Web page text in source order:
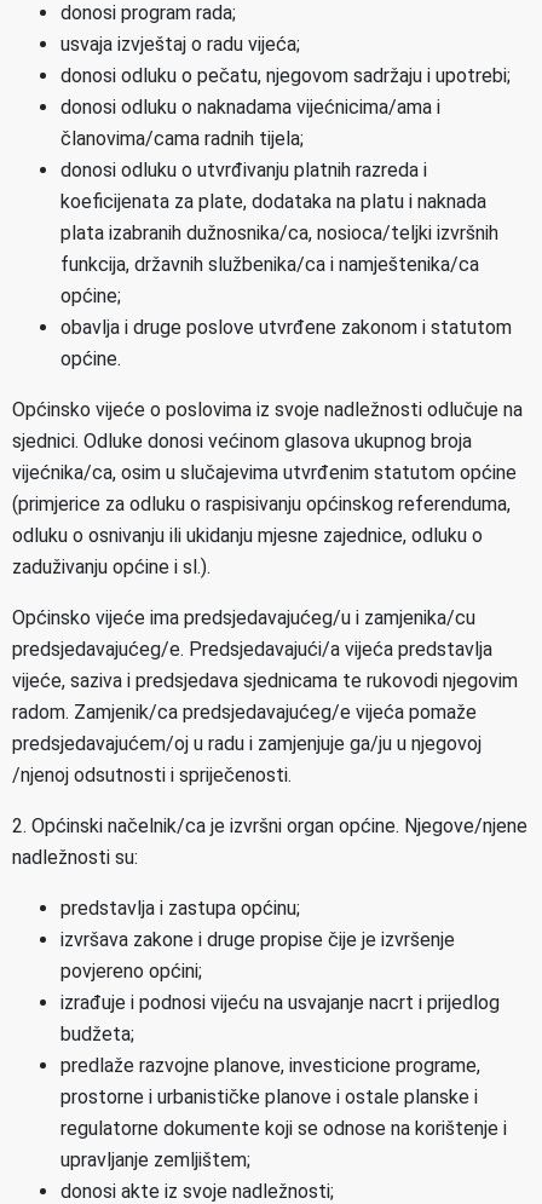
donosi program rada;
usvaja izvještaj o radu vijeća;
donosi odluku o pečatu, njegovom sadržaju i upotrebi;
donosi odluku o naknadama vijećnicima/ama i
članovima/cama radnih tijela;
donosi odluku o utvrđivanju platnih razreda i
koeficijenata za plate, dodataka na platu i naknada
plata izabranih dužnosnika/ca, nosioca/teljki izvršnih
funkcija, državnih službenika/ca i namještenika/ca
općine;
obavlja i druge poslove utvrđene zakonom i statutom
općine.
Općinsko vijeće o poslovima iz svoje nadležnosti odlučuje na
sjednici. Odluke donosi većinom glasova ukupnog broja
vijećnika/ca, osim u slučajevima utvrđenim statutom općine
(primjerice za odluku o raspisivanju općinskog referenduma,
odluku o osnivanju ili ukidanju mjesne zajednice, odluku o
zaduživanju općine i sl.).
Općinsko vijeće ima predsjedavajućeg/u i zamjenika/cu
predsjedavajućeg/e. Predsjedavajući/a vijeća predstavlja
vijeće, saziva i predsjedava sjednicama te rukovodi njegovim
radom. Zamjenik/ca predsjedavajućeg/e vijeća pomaže
predsjedavajućem/oj u radu i zamjenjuje ga/ju u njegovoj
/njenoj odsutnosti i spriječenosti.
2. Općinski načelnik/ca je izvršni organ općine. Njegove/njene
nadležnosti su:
predstavlja i zastupa općinu;
izvršava zakone i druge propise čije je izvršenje
povjereno općini;
izrađuje i podnosi vijeću na usvajanje nacrt i prijedlog
budžeta;
predlaže razvojne planove, investicione programe,
prostorne i urbanističke planove i ostale planske i
regulatorne dokumente koji se odnose na korištenje i
upravljanje zemljištem;
donosi akte iz svoje nadležnosti;